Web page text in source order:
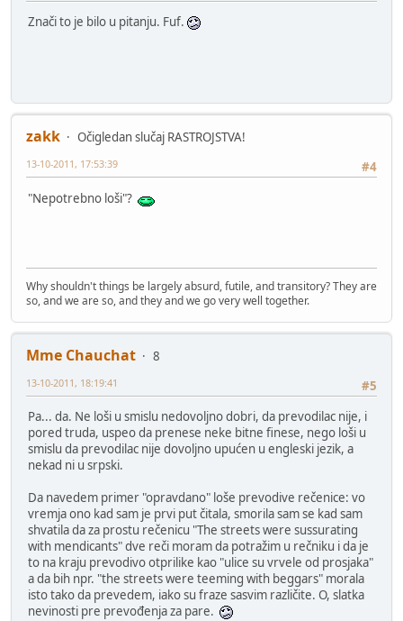
Znači to je bilo u pitanju. Fuf.
zakk
Očigledan slučaj RASTROJSTVA!
#4
13-10-2011, 17:53:39
"Nepotrebno loši"?
Why shouldn't things be largely absurd, futile, and transitory? They are
so, and we are so, and they and we go very well together.
Mme Chauchat
8
#5
13-10-2011, 18:19:41
Pa... da. Ne loši u smislu nedovoljno dobri, da prevodilac nije, i
pored truda, uspeo da prenese neke bitne finese, nego loši u
smislu da prevodilac nije dovoljno upućen u engleski jezik, a
nekad ni u srpski.
Da navedem primer "opravdano" loše prevodive rečenice: vo
vremja ono kad sam je prvi put čitala, smorila sam se kad sam
shvatila da za prostu rečenicu "The streets were sussurating
with mendicants" dve reči moram da potražim u rečniku i da je
to na kraju prevodivo otprilike kao "ulice su vrvele od prosjaka"
a da bih npr. "the streets were teeming with beggars" morala
isto tako da prevedem, iako su fraze sasvim različite. O, slatka
nevinosti pre prevođenja za pare.